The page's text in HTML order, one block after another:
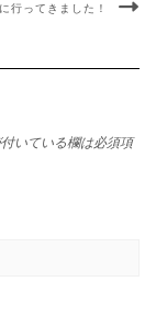
行ってきました！
いている欄は必須項